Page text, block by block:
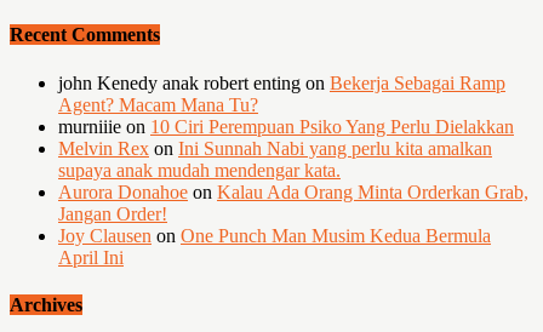
Recent Comments
john Kenedy anak robert enting on Bekerja Sebagai Ramp
Agent? Macam Mana Tu?
murniiie on 10 Ciri Perempuan Psiko Yang Perlu Dielakkan
Melvin Rex on Ini Sunnah Nabi yang perlu kita amalkan
supaya anak mudah mendengar kata.
Aurora Donahoe on Kalau Ada Orang Minta Orderkan Grab,
Jangan Order!
Joy Clausen on One Punch Man Musim Kedua Bermula
April Ini
Archives